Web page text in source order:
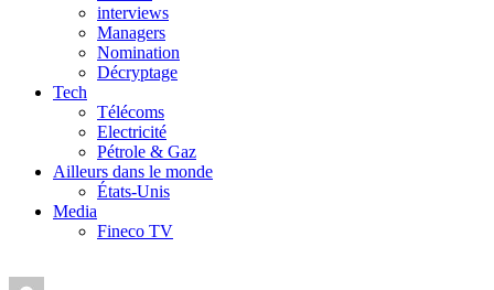
interviews
Managers
Nomination
Décryptage
Tech
Télécoms
Electricité
Pétrole & Gaz
Ailleurs dans le monde
États-Unis
Media
Fineco TV